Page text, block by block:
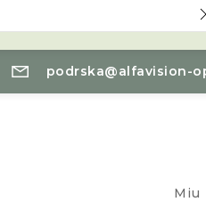
podrska@alfavision-
Miu